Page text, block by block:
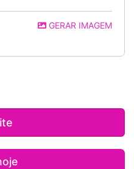
GERAR IMAGEM